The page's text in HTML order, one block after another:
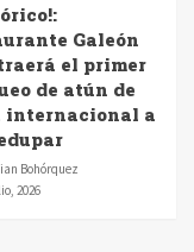
Galeón
el primer
de atún de
a
Bohórquez
2026